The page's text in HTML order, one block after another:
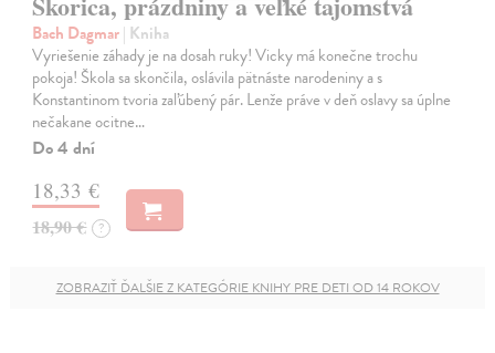
Bach Dagmar| Kniha
Vyriešenie záhady je na dosah ruky! Vicky má konečne trochu
pokoja! Škola sa skončila, oslávila pätnáste narodeniny a s
Konstantinom tvoria zaľúbený pár. Lenže práve v deň oslavy sa úplne
nečakane ocitne…
Do 4 dní
18,33 €
18,90 € ?
ZOBRAZIŤ ĎALŠIE Z KATEGÓRIE KNIHY PRE DETI OD 14 ROKOV